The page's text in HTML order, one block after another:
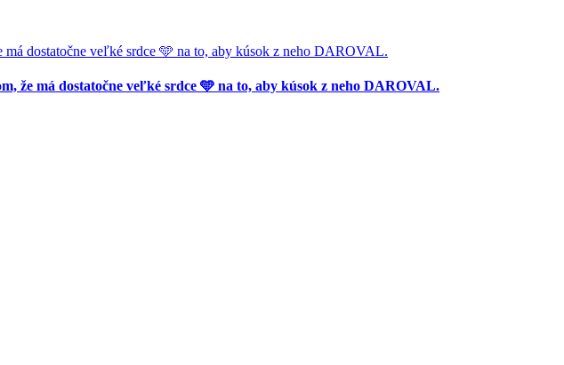
dostatočne veľké srdce 🩵 na to, aby kúsok z neho DAROVAL.
má dostatočne veľké srdce 🩵 na to, aby kúsok z neho DAROVAL.